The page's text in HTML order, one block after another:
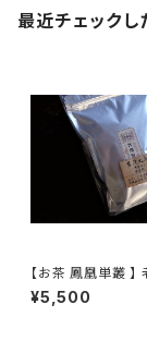
最近チェックし
【お茶 鳳凰単叢 】
雪片大烏葉
¥5,500